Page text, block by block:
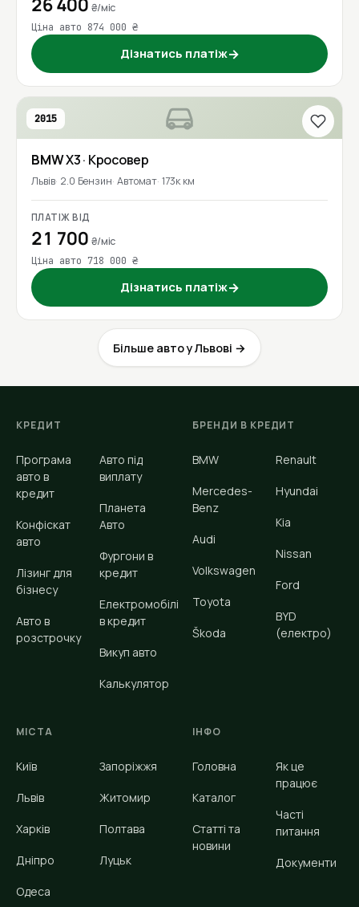
26 400 ₴/міс
Ціна авто 874 000 ₴
Дізнатись платіж→
2015
BMWX3· Кросовер
Львів 2.0 Бензин Автомат 173к км
ПЛАТІЖ ВІД
21 700 ₴/міс
Ціна авто 718 000 ₴
Дізнатись платіж→
Більше авто у Львові →
КРЕДИТ
Програма
авто в
кредит
Конфіскат
авто
Лізинг для
бізнесу
Авто в
розстрочку
Авто під
виплату
Планета
Авто
Фургони в
кредит
Електромобілі
в кредит
Викуп авто
Калькулятор
БРЕНДИ В КРЕДИТ
BMW
Mercedes-
Benz
Audi
Volkswagen
Toyota
Škoda
Renault
Hyundai
Kia
Nissan
Ford
BYD
(електро)
МІСТА
Київ
Львів
Харків
Дніпро
Одеса
Запоріжжя
Житомир
Полтава
Луцьк
ІНФО
Головна
Каталог
Статті та
новини
Як це
працює
Часті
питання
Документи